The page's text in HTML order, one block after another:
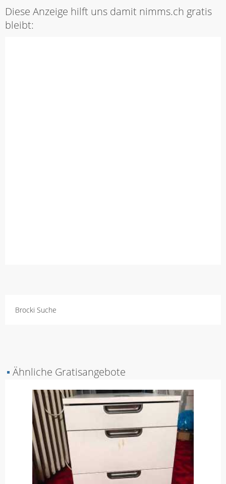
Diese Anzeige hilft uns damit nimms.ch gratis
bleibt:
Brocki Suche
▪ Ähnliche Gratisangebote